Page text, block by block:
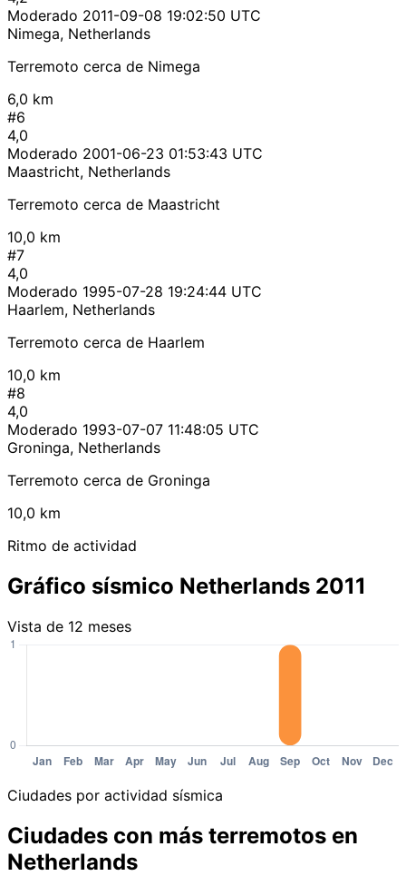
Moderado 2011-09-08 19:02:50 UTC
Nimega, Netherlands
Terremoto cerca de Nimega
6,0 km
#6
4,0
Moderado 2001-06-23 01:53:43 UTC
Maastricht, Netherlands
Terremoto cerca de Maastricht
10,0 km
#7
4,0
Moderado 1995-07-28 19:24:44 UTC
Haarlem, Netherlands
Terremoto cerca de Haarlem
10,0 km
#8
4,0
Moderado 1993-07-07 11:48:05 UTC
Groninga, Netherlands
Terremoto cerca de Groninga
10,0 km
Ritmo de actividad
Gráfico sísmico Netherlands 2011
Vista de 12 meses
Ciudades por actividad sísmica
Ciudades con más terremotos en
Netherlands